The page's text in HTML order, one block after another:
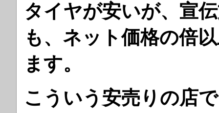
タイヤが安いが、宣
も、ネット価格の倍
ます。
こういう安売りの店